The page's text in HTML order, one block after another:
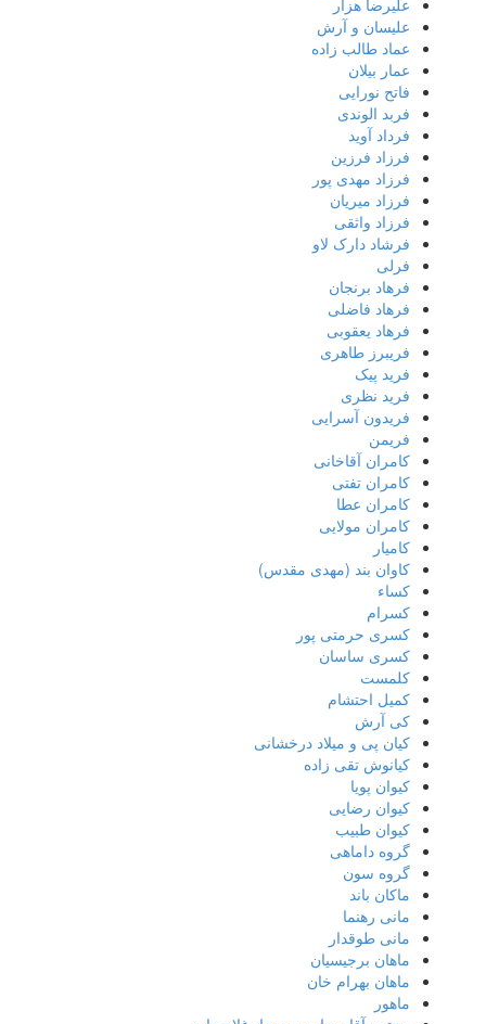
علیرضا هزار
علیسان و آرش
عماد طالب زاده
عمار بیلان
فاتح نورایی
فربد الوندی
فرداد آوید
فرزاد فرزین
فرزاد مهدی پور
فرزاد میریان
فرزاد واثقی
فرشاد دارک لاو
فرلی
فرهاد برنجان
فرهاد فاضلی
فرهاد یعقوبی
فریبرز طاهری
فرید پیک
فرید نظری
فریدون آسرایی
فریمن
کامران آقاخانی
کامران تفتی
کامران عطا
کامران مولایی
کامیار
کاوان بند (مهدی مقدس)
کساء
کسرام
کسری حرمتی پور
کسری ساسان
کلمست
کمیل احتشام
کی آرش
کیان پی و میلاد درخشانی
کیانوش تقی زاده
کیوان پویا
کیوان رضایی
کیوان طبیب
گروه داماهی
گروه سون
ماکان باند
مانی رهنما
مانی طوقدار
ماهان برجیسیان
ماهان بهرام خان
ماهور